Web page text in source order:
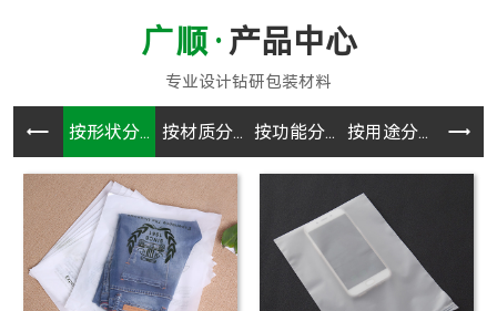
产品中心
按形状分... 按材质分... 按功能分... 按用途分... CPE